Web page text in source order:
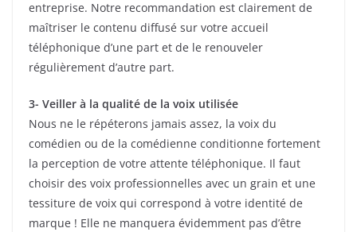
entreprise. Notre recommandation est clairement de
maîtriser le contenu diffusé sur votre accueil
téléphonique d’une part et de le renouveler
régulièrement d’autre part.
3- Veiller à la qualité de la voix utilisée
Nous ne le répéterons jamais assez, la voix du
comédien ou de la comédienne conditionne fortement
la perception de votre attente téléphonique. Il faut
choisir des voix professionnelles avec un grain et une
tessiture de voix qui correspond à votre identité de
marque ! Elle ne manquera évidemment pas d’être